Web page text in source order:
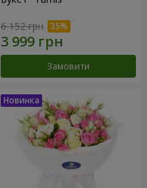
6 152 грн
Замовити